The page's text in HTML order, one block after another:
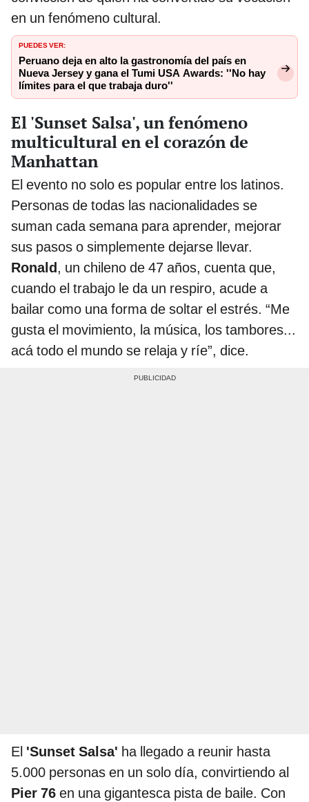
en un fenómeno cultural.
PUEDES VER:
Peruano deja en alto la gastronomía del país en
Nueva Jersey y gana el Tumi USA Awards: ''No hay
límites para el que trabaja duro''
El 'Sunset Salsa', un fenómeno
multicultural en el corazón de
Manhattan
El evento no solo es popular entre los latinos.
Personas de todas las nacionalidades se
suman cada semana para aprender, mejorar
sus pasos o simplemente dejarse llevar.
Ronald, un chileno de 47 años, cuenta que,
cuando el trabajo le da un respiro, acude a
bailar como una forma de soltar el estrés. “Me
gusta el movimiento, la música, los tambores...
acá todo el mundo se relaja y ríe”, dice.
El 'Sunset Salsa' ha llegado a reunir hasta
5.000 personas en un solo día, convirtiendo al
Pier 76 en una gigantesca pista de baile. Con